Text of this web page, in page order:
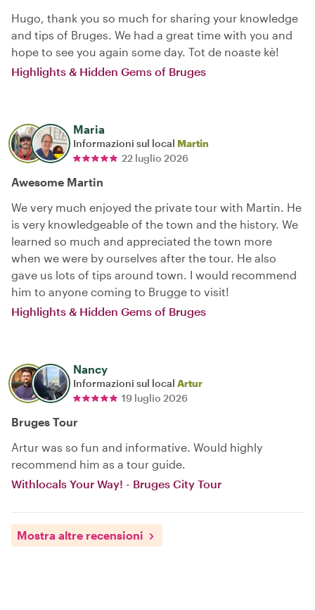
Hugo, thank you so much for sharing your knowledge
and tips of Bruges. We had a great time with you and
hope to see you again some day. Tot de noaste kè!
Highlights & Hidden Gems of Bruges
Maria
Informazioni sul local Martin
22 luglio 2026
Awesome Martin
We very much enjoyed the private tour with Martin. He
is very knowledgeable of the town and the history. We
learned so much and appreciated the town more
when we were by ourselves after the tour. He also
gave us lots of tips around town. I would recommend
him to anyone coming to Brugge to visit!
Highlights & Hidden Gems of Bruges
Nancy
Informazioni sul local Artur
19 luglio 2026
Bruges Tour
Artur was so fun and informative. Would highly
recommend him as a tour guide.
Withlocals Your Way! - Bruges City Tour
Mostra altre recensioni